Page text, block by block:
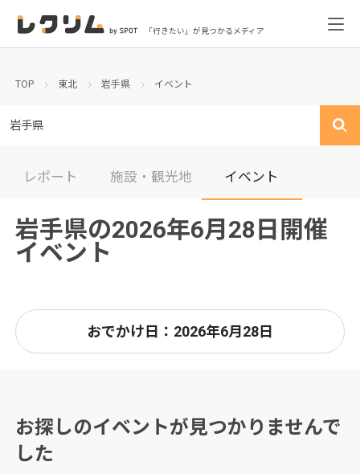
「行きたい」が見つかるメディア
TOP 東北 岩手県 イベント
岩手県
レポート 施設・観光地 イベント
岩手県の2026年6月28日開催
イベント
おでかけ日：2026年6月28日
お探しのイベントが見つかりませんで
した